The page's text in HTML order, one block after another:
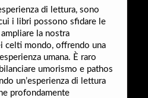
di lettura, sono
i libri possono sfidare le
la nostra
celti mondo, offrendo una
umana. È raro
umorismo e pathos
un’esperienza di lettura
profondamente